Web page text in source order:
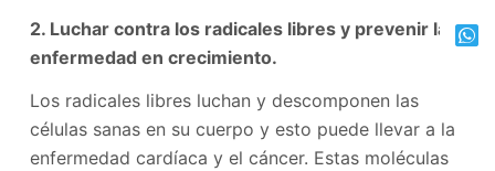
2. Luchar contra los radicales libres y prevenir la
enfermedad en crecimiento.
Los radicales libres luchan y descomponen las
células sanas en su cuerpo y esto puede llevar a la
enfermedad cardíaca y el cáncer. Estas moléculas